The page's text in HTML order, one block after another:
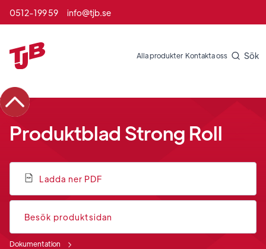
0512-199 59 info@tjb.se
Alla produkter Kontakta oss Sök
Produktblad Strong Roll
Ladda ner PDF
Besök produktsidan
Dokumentation